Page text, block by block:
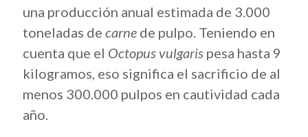
una producción anual estimada de 3.000
toneladas de carne de pulpo. Teniendo en
cuenta que el Octopus vulgaris pesa hasta 9
kilogramos, eso significa el sacrificio de al
menos 300.000 pulpos en cautividad cada
año.